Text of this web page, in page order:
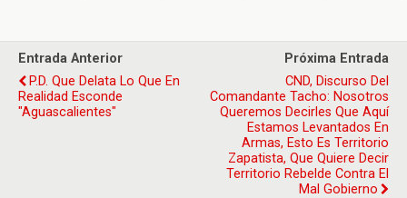
Entrada Anterior
P.D. Que Delata Lo Que En
Realidad Esconde
"Aguascalientes"
Próxima Entrada
CND, Discurso Del
Comandante Tacho: Nosotros
Queremos Decirles Que Aquí
Estamos Levantados En
Armas, Esto Es Territorio
Zapatista, Que Quiere Decir
Territorio Rebelde Contra El
Mal Gobierno